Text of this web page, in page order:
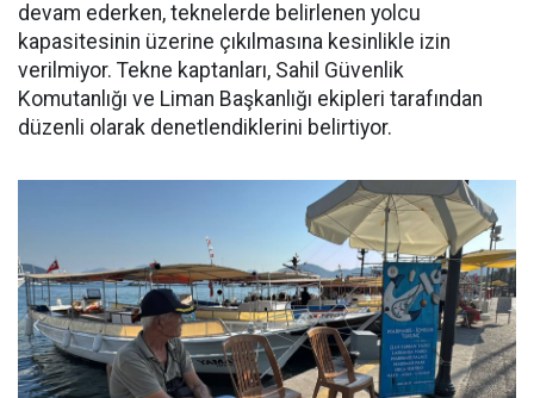
devam ederken, teknelerde belirlenen yolcu
kapasitesinin üzerine çıkılmasına kesinlikle izin
verilmiyor. Tekne kaptanları, Sahil Güvenlik
Komutanlığı ve Liman Başkanlığı ekipleri tarafından
düzenli olarak denetlendiklerini belirtiyor.